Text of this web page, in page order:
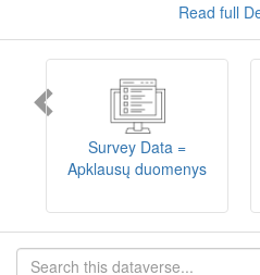
implemented). LiDA curates
are published into catalogues
Interview Data,Aggregated Data
, andEncoded Data
Also, LiDA holds collections of
projets (
Large Project Data
) as
humanities data deposited by
education institutions and
Depositors interested in deposit
Read full
Survey Data =
Apklausų duomenys